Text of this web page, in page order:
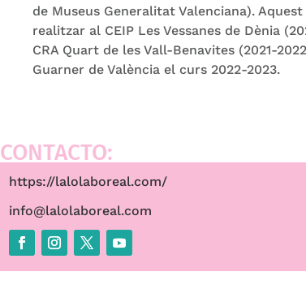
de Museus Generalitat Valenciana).
realitzar al CEIP Les Vessanes de Dènia
CRA Quart de les Vall-Benavites (2021-
Guarner de València el curs 2022-2023.
CONTACTO:
https://lalolaboreal.com/
info@lalolaboreal.com